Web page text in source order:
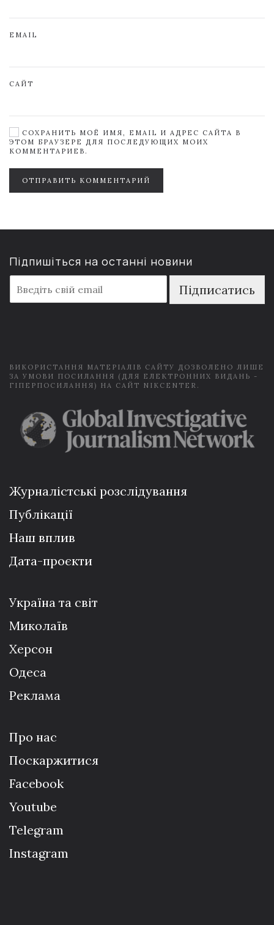
EMAIL
САЙТ
СОХРАНИТЬ МОЁ ИМЯ, EMAIL И АДРЕС САЙТА В
ЭТОМ БРАУЗЕРЕ ДЛЯ ПОСЛЕДУЮЩИХ МОИХ
КОММЕНТАРИЕВ.
ОТПРАВИТЬ КОММЕНТАРИЙ
Підпишіться на останні новини
m
a
Підписатись
ВИКОРИСТАННЯ МАТЕРІАЛІВ САЙТУ ДОЗВОЛЕНО ЛИШЕ
ЗА УМОВИ ПОСИЛАННЯ (ДЛЯ ЕЛЕКТРОННИХ ВИДАНЬ -
ГІПЕРПОСИЛАННЯ) НА САЙТ NIKCENTER.
Журналістські розслідування
Публікації
Наш вплив
Дата-проєкти
Україна та світ
Миколаїв
Херсон
Одеса
Реклама
Про нас
Поскаржитися
Facebook
Youtube
Telegram
Instagram